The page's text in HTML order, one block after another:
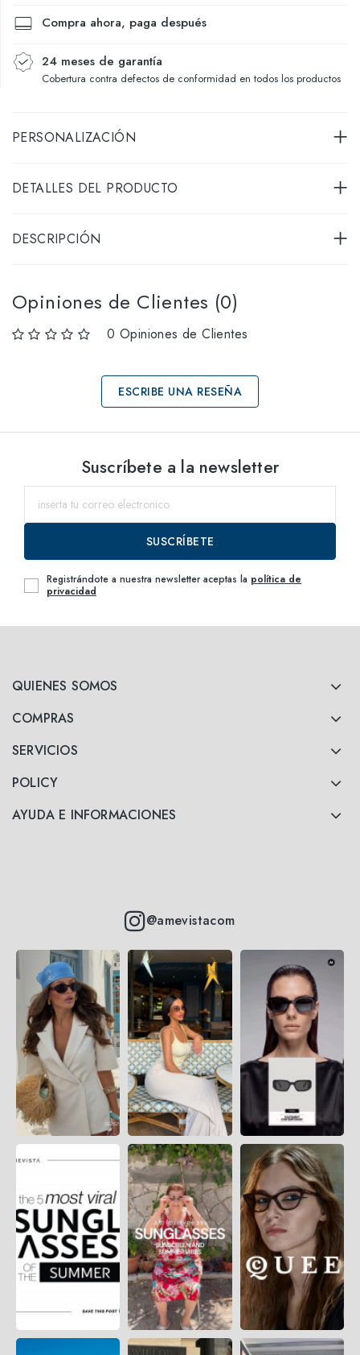
Compra ahora, paga después
24 meses de garantía
Cobertura contra defectos de conformidad en todos los productos
PERSONALIZACIÓN
DETALLES DEL PRODUCTO
DESCRIPCIÓN
Opiniones de Clientes (0)
0 Opiniones de Clientes
ESCRIBE UNA RESEÑA
Selecciona tallas
dentro del
QUIENES SOMOS
COMPRAS
SERVICIOS
POLICY
AYUDA E INFORMACIONES
@amevistacom
Suscríbete a la newsletter
SUSCRÍBETE
Registrándote a nuestra newsletter aceptas la política de
privacidad